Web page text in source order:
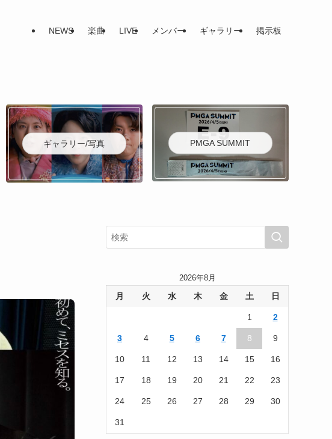
NEWS 楽曲 LIVE メンバー ギャラリー 掲示板
ギャラリー/写真 PMGA SUMMIT
2026年8月
月 火 水 木 金 土 日
1 2
3 4 5 6 7 8 9
10 11 12 13 14 15 16
17 18 19 20 21 22 23
24 25 26 27 28 29 30
31